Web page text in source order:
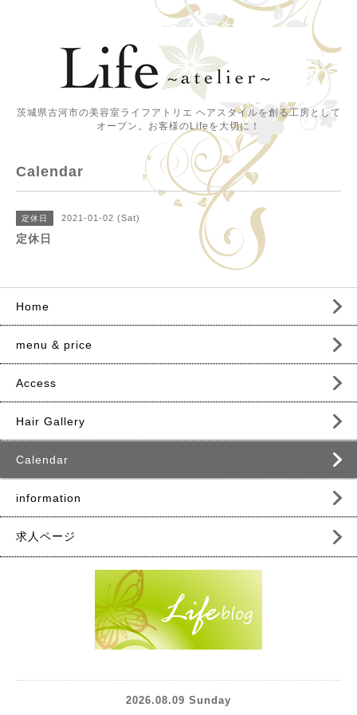
茨城県古河市の美容室ライフアトリエ ヘアスタイルを創る工房として
オープン。お客様のLifeを大切に！
Calendar
定休日 2021-01-02 (Sat)
定休日
Home
menu & price
Access
Hair Gallery
Calendar
information
求人ページ
2026.08.09 Sunday